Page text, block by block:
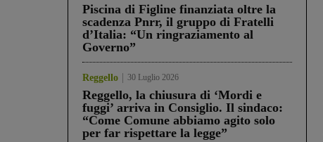
Piscina di Figline finanziata oltre la
scadenza Pnrr, il gruppo di Fratelli
d’Italia: “Un ringraziamento al
Governo”
Reggello 30 Luglio 2026
Reggello, la chiusura di ‘Mordi e
fuggi’ arriva in Consiglio. Il sindaco:
“Come Comune abbiamo agito solo
per far rispettare la legge”